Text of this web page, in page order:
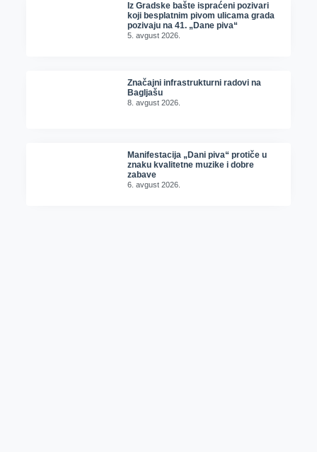
Iz Gradske bašte ispraćeni pozivari
koji besplatnim pivom ulicama grada
pozivaju na 41. „Dane piva“
5. avgust 2026.
Značajni infrastrukturni radovi na
Bagljašu
8. avgust 2026.
Manifestacija „Dani piva“ protiče u
znaku kvalitetne muzike i dobre
zabave
6. avgust 2026.